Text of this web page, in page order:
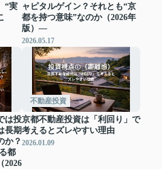
“実 ャピタルゲイン？それとも“京
都を持つ意味”なのか（2026年
版）―
2026.05.17
は投
長期
か？
都
2026
不動産投資
京都不動産投資は「利回り」で
考えるとズレやすい理由
2026.01.09